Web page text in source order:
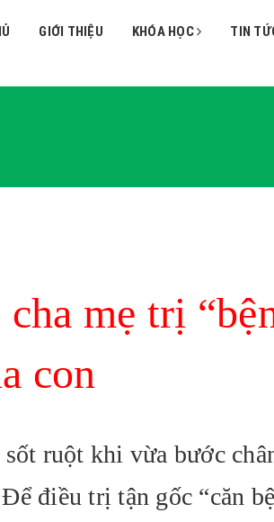
GIỚI THIỆU KHÓA HỌC TIN
mẹ trị
con
ruột khi vừa bước
điều trị tận gốc “căn